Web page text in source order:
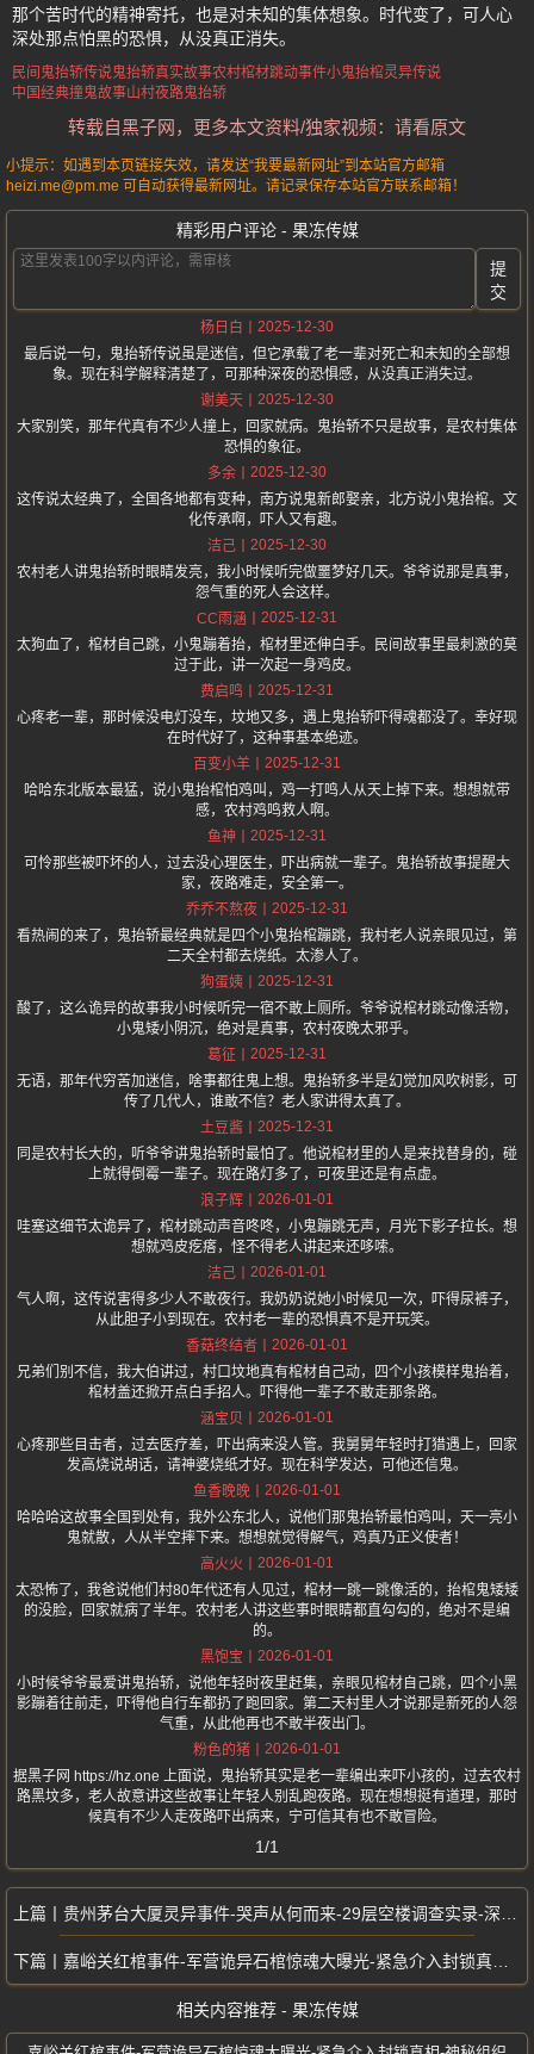
那个苦时代的精神寄托，也是对未知的集体想象。时代变了，可人心
深处那点怕黑的恐惧，从没真正消失。
民间鬼抬轿传说鬼抬轿真实故事农村棺材跳动事件小鬼抬棺灵异传说
中国经典撞鬼故事山村夜路鬼抬轿
转载自黑子网，更多本文资料/独家视频：请看原文
小提示：如遇到本页链接失效，请发送“我要最新网址”到本站官方邮箱
heizi.me@pm.me 可自动获得最新网址。请记录保存本站官方联系邮箱！
精彩用户评论 - 果冻传媒
提
交
杨日白
2025-12-30
最后说一句，鬼抬轿传说虽是迷信，但它承载了老一辈对死亡和未知的全部想
象。现在科学解释清楚了，可那种深夜的恐惧感，从没真正消失过。
谢美天
2025-12-30
大家别笑，那年代真有不少人撞上，回家就病。鬼抬轿不只是故事，是农村集体
恐惧的象征。
多余
2025-12-30
这传说太经典了，全国各地都有变种，南方说鬼新郎娶亲，北方说小鬼抬棺。文
化传承啊，吓人又有趣。
洁己
2025-12-30
农村老人讲鬼抬轿时眼睛发亮，我小时候听完做噩梦好几天。爷爷说那是真事，
怨气重的死人会这样。
CC雨涵
2025-12-31
太狗血了，棺材自己跳，小鬼蹦着抬，棺材里还伸白手。民间故事里最刺激的莫
过于此，讲一次起一身鸡皮。
费启鸣
2025-12-31
心疼老一辈，那时候没电灯没车，坟地又多，遇上鬼抬轿吓得魂都没了。幸好现
在时代好了，这种事基本绝迹。
百变小羊
2025-12-31
哈哈东北版本最猛，说小鬼抬棺怕鸡叫，鸡一打鸣人从天上掉下来。想想就带
感，农村鸡鸣救人啊。
鱼神
2025-12-31
可怜那些被吓坏的人，过去没心理医生，吓出病就一辈子。鬼抬轿故事提醒大
家，夜路难走，安全第一。
乔乔不熬夜
2025-12-31
看热闹的来了，鬼抬轿最经典就是四个小鬼抬棺蹦跳，我村老人说亲眼见过，第
二天全村都去烧纸。太渗人了。
狗蛋姨
2025-12-31
酸了，这么诡异的故事我小时候听完一宿不敢上厕所。爷爷说棺材跳动像活物，
小鬼矮小阴沉，绝对是真事，农村夜晚太邪乎。
葛征
2025-12-31
无语，那年代穷苦加迷信，啥事都往鬼上想。鬼抬轿多半是幻觉加风吹树影，可
传了几代人，谁敢不信？老人家讲得太真了。
土豆酱
2025-12-31
同是农村长大的，听爷爷讲鬼抬轿时最怕了。他说棺材里的人是来找替身的，碰
上就得倒霉一辈子。现在路灯多了，可夜里还是有点虚。
浪子辉
2026-01-01
哇塞这细节太诡异了，棺材跳动声音咚咚，小鬼蹦跳无声，月光下影子拉长。想
想就鸡皮疙瘩，怪不得老人讲起来还哆嗦。
洁己
2026-01-01
气人啊，这传说害得多少人不敢夜行。我奶奶说她小时候见一次，吓得尿裤子，
从此胆子小到现在。农村老一辈的恐惧真不是开玩笑。
香菇终结者
2026-01-01
兄弟们别不信，我大伯讲过，村口坟地真有棺材自己动，四个小孩模样鬼抬着，
棺材盖还掀开点白手招人。吓得他一辈子不敢走那条路。
涵宝贝
2026-01-01
心疼那些目击者，过去医疗差，吓出病来没人管。我舅舅年轻时打猎遇上，回家
发高烧说胡话，请神婆烧纸才好。现在科学发达，可他还信鬼。
鱼香晚晚
2026-01-01
哈哈哈这故事全国到处有，我外公东北人，说他们那鬼抬轿最怕鸡叫，天一亮小
鬼就散，人从半空摔下来。想想就觉得解气，鸡真乃正义使者！
高火火
2026-01-01
太恐怖了，我爸说他们村80年代还有人见过，棺材一跳一跳像活的，抬棺鬼矮矮
的没脸，回家就病了半年。农村老人讲这些事时眼睛都直勾勾的，绝对不是编
的。
黑饱宝
2026-01-01
小时候爷爷最爱讲鬼抬轿，说他年轻时夜里赶集，亲眼见棺材自己跳，四个小黑
影蹦着往前走，吓得他自行车都扔了跑回家。第二天村里人才说那是新死的人怨
气重，从此他再也不敢半夜出门。
粉色的猪
2026-01-01
据黑子网 https://hz.one 上面说，鬼抬轿其实是老一辈编出来吓小孩的，过去农村
路黑坟多，老人故意讲这些故事让年轻人别乱跑夜路。现在想想挺有道理，那时
候真有不少人走夜路吓出病来，宁可信其有也不敢冒险。
1/1
贵州茅台大厦灵异事件-哭声从何而来-29层空楼调查实录-深夜电话谁在打
嘉峪关红棺事件-军营诡异石棺惊魂大曝光-紧急介入封锁真相-神秘组织
相关内容推荐 - 果冻传媒